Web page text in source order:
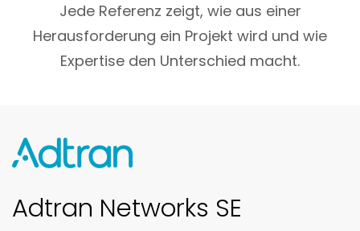
Jede Referenz zeigt, wie aus einer
Herausforderung ein Projekt wird und wie
Expertise den Unterschied macht.
Adtran Networks SE